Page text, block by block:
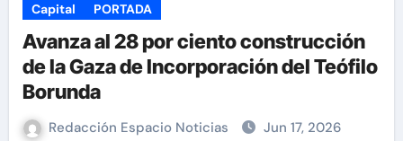
Capital PORTADA
Avanza al 28 por ciento construcción
de la Gaza de Incorporación del Teófilo
Borunda
Redacción Espacio Noticias Jun 17, 2026